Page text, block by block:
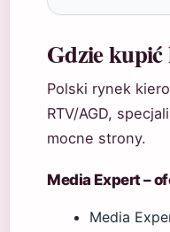
Gdzie
Polski rynek
RTV/AGD,
mocne strony.
Media Expert –
Media